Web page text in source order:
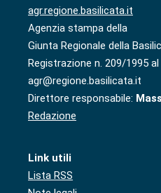
agr.regione.basilicata.it
Agenzia stampa della
Giunta Regionale della
Registrazione n. 209/1995
agr@regione.basilicata.it
Direttore responsabile:
Redazione
Link utili
Lista RSS